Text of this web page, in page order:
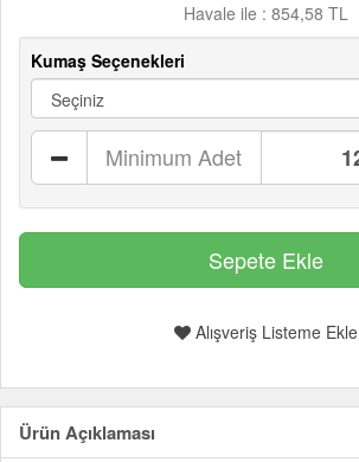
Havale ile : 854,58 TL
Kumaş Seçenekleri
Minimum Adet
Alışveriş Listeme Ekle
Ürün Açıklaması